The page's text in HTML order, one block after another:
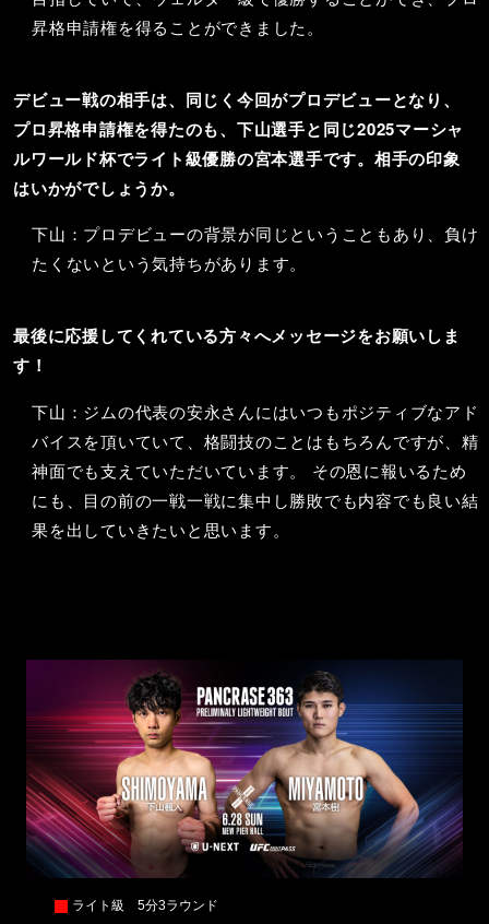
昇格申請権を得ることができました。
デビュー戦の相手は、同じく今回がプロデビューとなり、
プロ昇格申請権を得たのも、下山選手と同じ2025マーシャ
ルワールド杯でライト級優勝の宮本選手です。相手の印象
はいかがでしょうか。
下山：プロデビューの背景が同じということもあり、負け
たくないという気持ちがあります。
最後に応援してくれている方々へメッセージをお願いしま
す！
下山：ジムの代表の安永さんにはいつもポジティブなアド
バイスを頂いていて、格闘技のことはもちろんですが、精
神面でも支えていただいています。 その恩に報いるため
にも、目の前の一戦一戦に集中し勝敗でも内容でも良い結
果を出していきたいと思います。
ライト級 5分3ラウンド